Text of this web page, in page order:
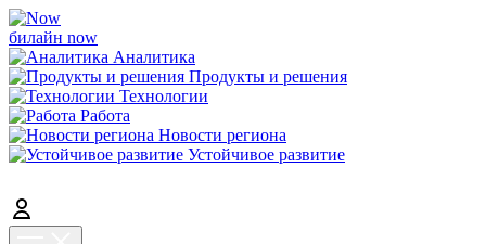
билайн now
Аналитика
Продукты и решения
Технологии
Работа
Новости региона
Устойчивое развитие